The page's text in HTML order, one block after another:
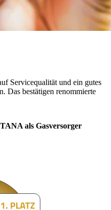
Servicequalität und ein gutes
Das bestätigen renommierte
als Gasversorger